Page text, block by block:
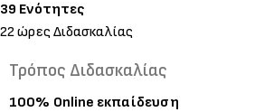
39 Ενότητες
22 ώρες Διδασκαλίας
Τρόπος Διδασκαλίας
100% Online εκπαίδευση